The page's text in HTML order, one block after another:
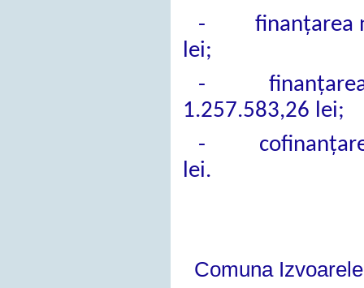
- finanțarea
lei;
- finanțarea
1.257.583,26 lei;
- cofinanțarea
lei.
Comuna